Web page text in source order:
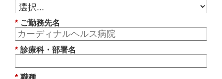
* ご勤務先名
* 診療科・部署名